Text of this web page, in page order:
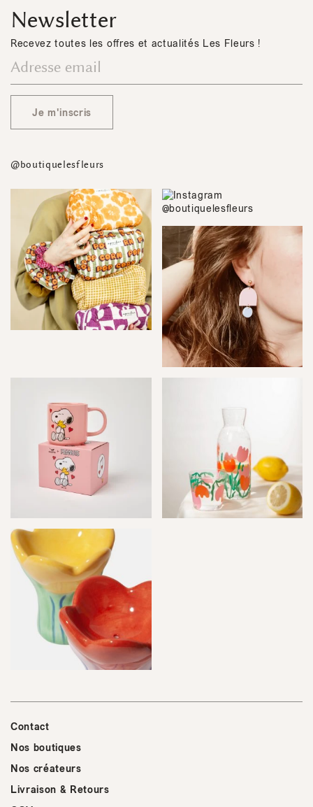
Newsletter
Recevez toutes les offres et actualités Les Fleurs !
Je m'inscris
@boutiquelesfleurs
Contact
Nos boutiques
Nos créateurs
Livraison & Retours